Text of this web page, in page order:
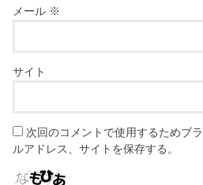
メール ※
サイト
次回のコメントで使用するためブ
ルアドレス、サイトを保存する。